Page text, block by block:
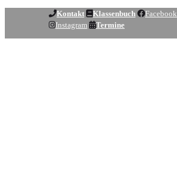
Kontakt Klassenbuch
Facebook
Instagram
Termine